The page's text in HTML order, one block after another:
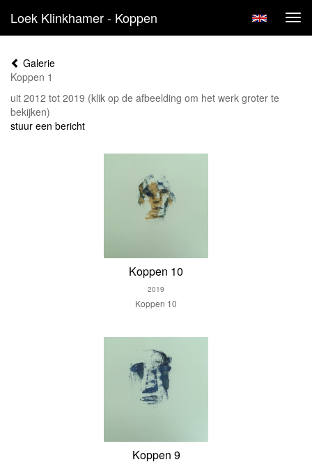
Loek Klinkhamer - Koppen
Galerie
Koppen 1
uit 2012 tot 2019 (klik op de afbeelding om het werk groter te
bekijken)
stuur een bericht
Koppen 10
2019
Koppen 10
Koppen 9